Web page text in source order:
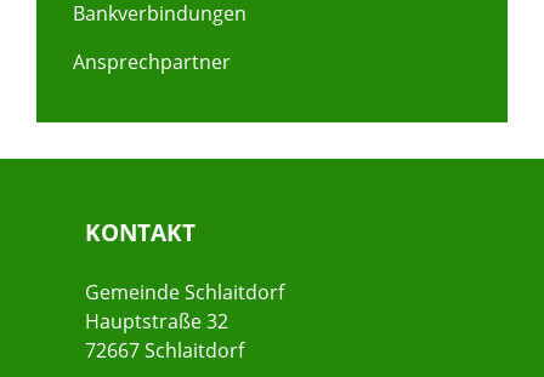
Bankverbindungen
Ansprechpartner
KONTAKT
Gemeinde Schlaitdorf
Hauptstraße 32
72667 Schlaitdorf